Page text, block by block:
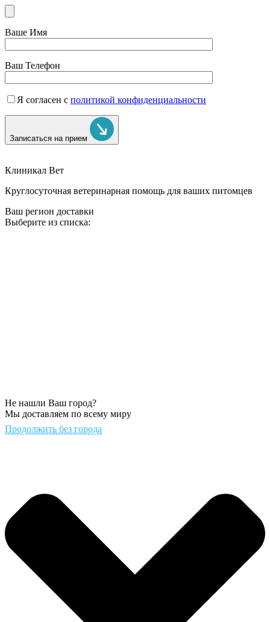
Ваше Имя
Ваш Телефон
Я согласен с политикой конфиденциальности
Записаться на прием
Клиникал Вет
Круглосуточная ветеринарная помощь для ваших питомцев
Ваш регион доставки
Выберите из списка:
Не нашли Ваш город?
Мы доставляем по всему миру
Продолжить без города